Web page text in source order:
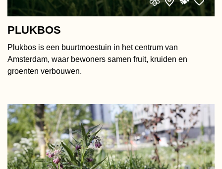
PLUKBOS
Plukbos is een buurtmoestuin in het centrum van
Amsterdam, waar bewoners samen fruit, kruiden en
groenten verbouwen.